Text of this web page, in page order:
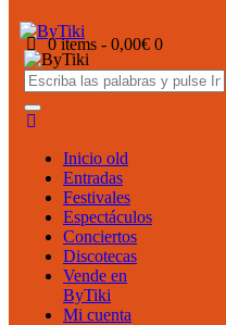
0 items - 0,00€ 0
Inicio old
Entradas
Festivales
Espectáculos
Conciertos
Discotecas
Vende en
ByTiki
Mi cuenta